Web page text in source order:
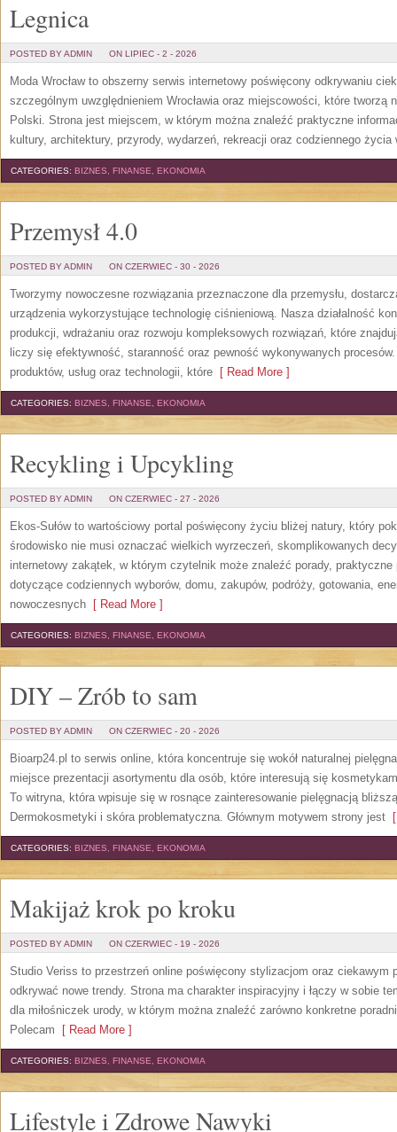
Legnica
POSTED BY ADMIN ON LIPIEC - 2 - 2026
Moda Wrocław to obszerny serwis internetowy poświęcony odkrywaniu
szczególnym uwzględnieniem Wrocławia oraz miejscowości, które
Polski. Strona jest miejscem, w którym można znaleźć praktyczne
kultury, architektury, przyrody, wydarzeń, rekreacji oraz codziennego życia
CATEGORIES: BIZNES, FINANSE, EKONOMIA
Przemysł 4.0
POSTED BY ADMIN ON CZERWIEC - 30 - 2026
Tworzymy nowoczesne rozwiązania przeznaczone dla przemysłu,
urządzenia wykorzystujące technologię ciśnieniową. Nasza działalność
produkcji, wdrażaniu oraz rozwoju kompleksowych rozwiązań, które
liczy się efektywność, staranność oraz pewność wykonywanych
produktów, usług oraz technologii, które [ Read More ]
CATEGORIES: BIZNES, FINANSE, EKONOMIA
Recykling i Upcykling
POSTED BY ADMIN ON CZERWIEC - 27 - 2026
Ekos-Sułów to wartościowy portal poświęcony życiu bliżej natury, który
środowisko nie musi oznaczać wielkich wyrzeczeń, skomplikowanych
internetowy zakątek, w którym czytelnik może znaleźć porady,
dotyczące codziennych wyborów, domu, zakupów, podróży, gotowania,
nowoczesnych [ Read More ]
CATEGORIES: BIZNES, FINANSE, EKONOMIA
DIY – Zrób to sam
POSTED BY ADMIN ON CZERWIEC - 20 - 2026
Bioarp24.pl to serwis online, która koncentruje się wokół naturalnej
miejsce prezentacji asortymentu dla osób, które interesują się
To witryna, która wpisuje się w rosnące zainteresowanie pielęgnacją
Dermokosmetyki i skóra problematyczna. Głównym motywem strony jest
CATEGORIES: BIZNES, FINANSE, EKONOMIA
Makijaż krok po kroku
POSTED BY ADMIN ON CZERWIEC - 19 - 2026
Studio Veriss to przestrzeń online poświęcony stylizacjom oraz ciekawym
odkrywać nowe trendy. Strona ma charakter inspiracyjny i łączy w sobie
dla miłośniczek urody, w którym można znaleźć zarówno konkretne
Polecam [ Read More ]
CATEGORIES: BIZNES, FINANSE, EKONOMIA
Lifestyle i Zdrowe Nawyki